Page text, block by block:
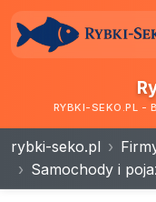
RYBKI-SEKO.PL -
rybki-seko.pl
Samochody i